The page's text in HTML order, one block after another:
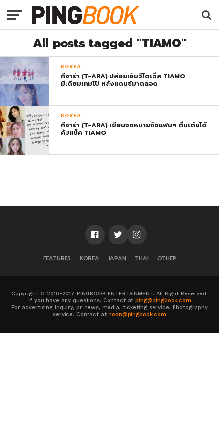
All posts tagged "TIAMO"
KOREA
ทีอาร่า (T-ARA) ปล่อยเอ็มวีไตเติ้ล TIAMO
มีเดียมเทมโป้ หลังแดนซ์มาตลอด
KOREA
ทีอาร่า (T-ARA) เขียนจดหมายถึงแฟนๆ ตื่นเต้นได้
คัมแบ็ค TIAMO
FEATURES KOREA JAPAN THAI OTHER
Copyright © 2010-2017 PINGBOOK ENTERTAINMENT. All Right Reserved.
If you have any questions. Contact at ping@pingbook.com
For advertising inquiry, pr news, media, ticketing service, Photography
service. Contact at noon@pingbook.com